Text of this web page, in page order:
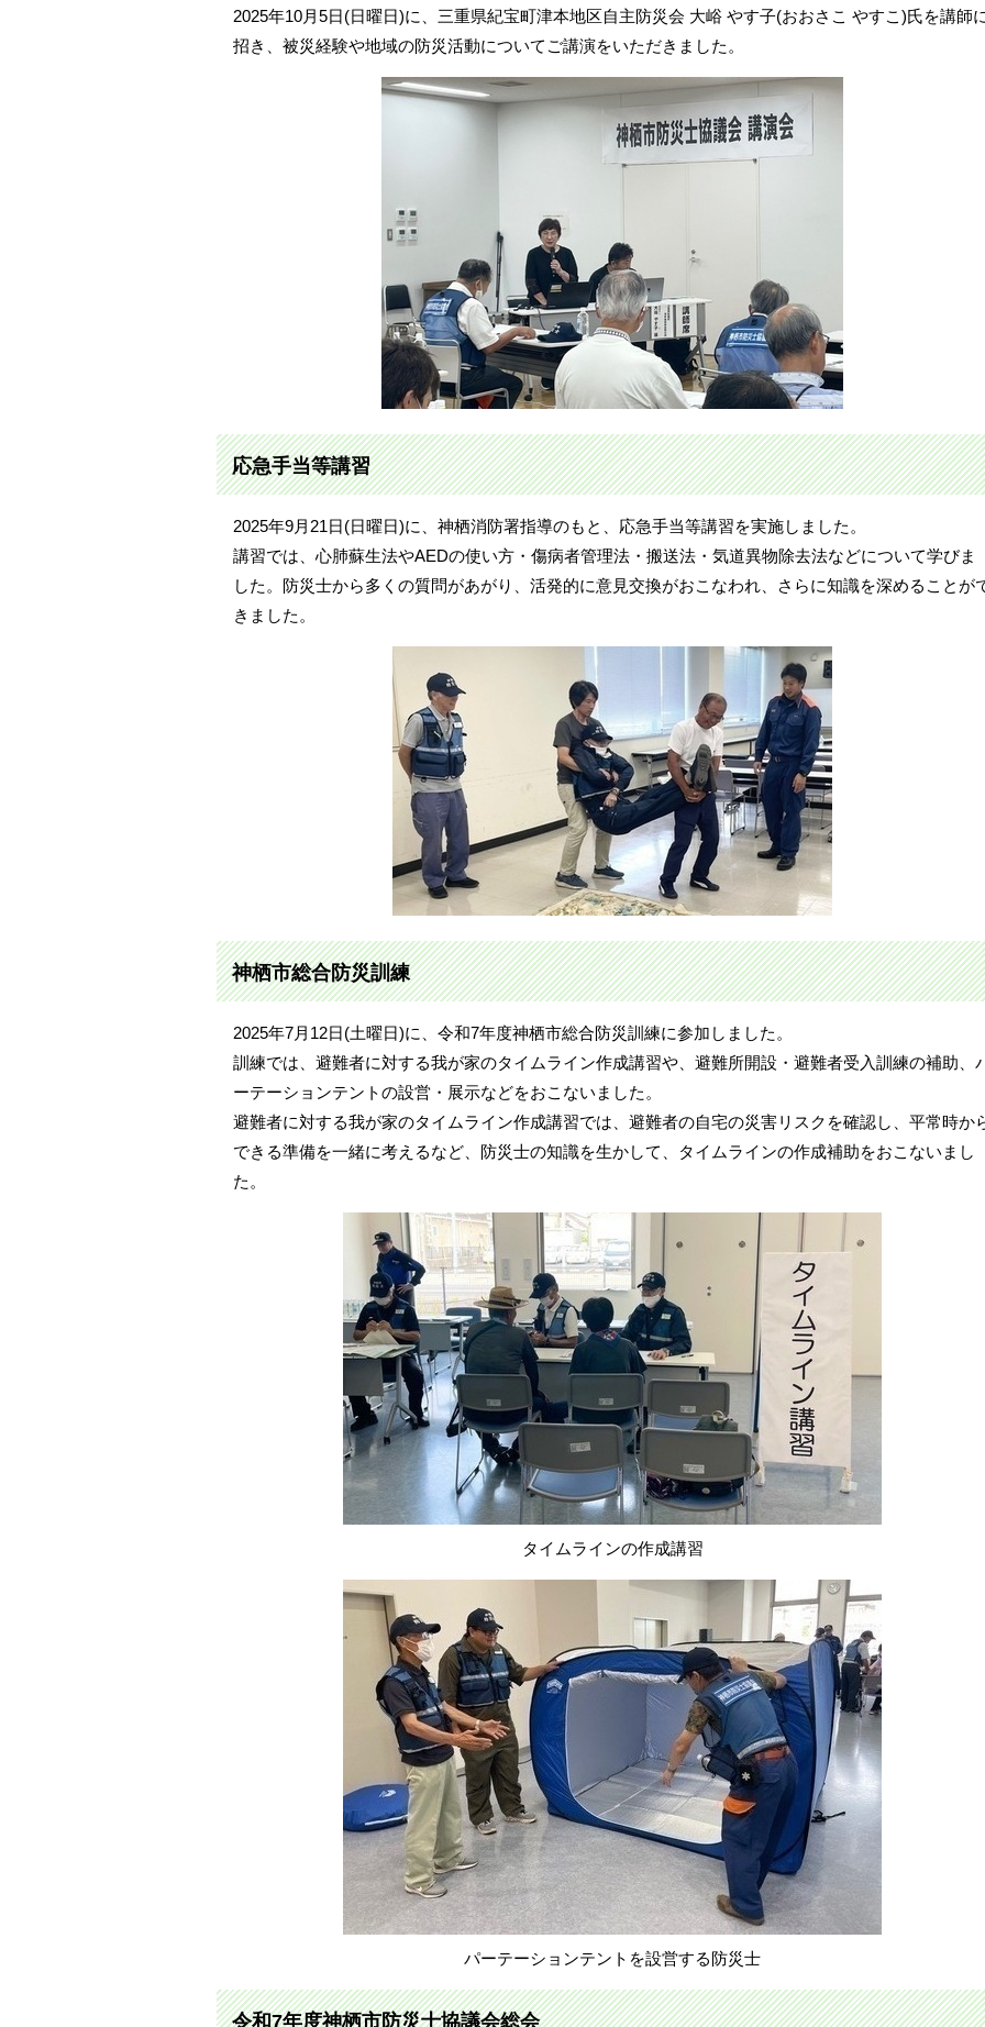
2025年10月5日(日曜日)に、三重県紀宝町津本地区自主防災会 大峪 やす子(おおさこ やすこ)氏を講師
招き、被災経験や地域の防災活動についてご講演をいただきました。
応急手当等講習
2025年9月21日(日曜日)に、神栖消防署指導のもと、応急手当等講習を実施しました。
講習では、心肺蘇生法やAEDの使い方・傷病者管理法・搬送法・気道異物除去法などについて学びま
した。防災士から多くの質問があがり、活発的に意見交換がおこなわれ、さらに知識を深めることが
きました。
神栖市総合防災訓練
2025年7月12日(土曜日)に、令和7年度神栖市総合防災訓練に参加しました。
訓練では、避難者に対する我が家のタイムライン作成講習や、避難所開設・避難者受入訓練の補助、
ーテーションテントの設営・展示などをおこないました。
避難者に対する我が家のタイムライン作成講習では、避難者の自宅の災害リスクを確認し、平常時か
できる準備を一緒に考えるなど、防災士の知識を生かして、タイムラインの作成補助をおこないまし
た。
タイムラインの作成講習
パーテーションテントを設営する防災士
令和7年度神栖市防災士協議会総会